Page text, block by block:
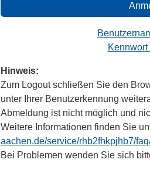
Hinweis:
Zum Logout schließen Sie den
unter Ihrer Benutzerkennung
Abmeldung ist nicht möglich und
Weitere Informationen finden Sie
aachen.de/service/rhb2fhkpjhb7/
Bei Problemen wenden Sie sich